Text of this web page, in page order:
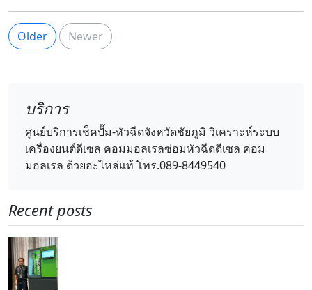
Older Newer
บริการ
ศูนย์บริการเช็คปั๊ม-หัวฉีดจังหวัดชัยภูมิ วิเคราะห์ระบบ
เครื่องยนต์ดีเซล คอมมอลเรลซ่อมหัวฉีดดีเซล คอม
มอลเรล ด้วยอะไหล่แท้ โทร.089-8449540
Recent posts